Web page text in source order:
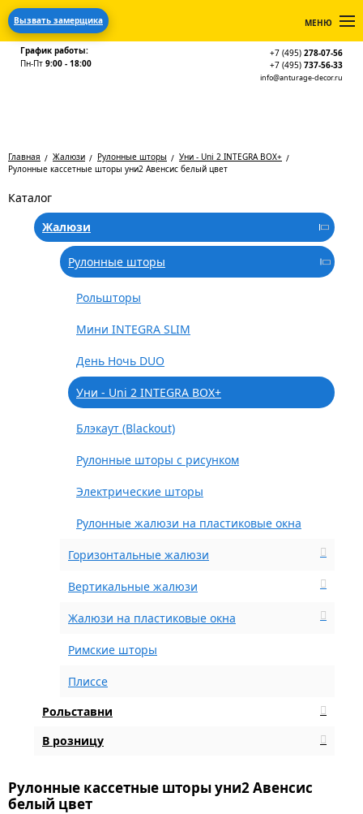
Вызвать замерщика МЕНЮ
График работы:
Пн-Пт 9:00 - 18:00
+7 (495) 278-07-56
+7 (495) 737-56-33
info@anturage-decor.ru
Главная Жалюзи Рулонные шторы
Уни - Uni 2 INTEGRA BOX+
Рулонные кассетные шторы уни2 Авенсис белый цвет
Каталог
Жалюзи
Рулонные шторы
Рольшторы
Мини INTEGRA SLIM
День Ночь DUO
Уни - Uni 2 INTEGRA BOX+
Блэкаут (Blackout)
Рулонные шторы с рисунком
Электрические шторы
Рулонные жалюзи на пластиковые окна
Горизонтальные жалюзи
Вертикальные жалюзи
Жалюзи на пластиковые окна
Римские шторы
Плиссе
Рольставни
В розницу
Рулонные кассетные шторы уни2 Авенсис
белый цвет